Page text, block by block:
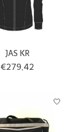
JAS KR
€279,42